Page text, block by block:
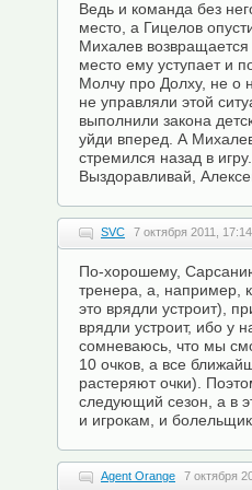
Ведь и команда без
место, а Гицелов
Михалев
место ему уступает и
Молчу про Долху, не о
не управляли этой
выполнили закона
уйди вперед. А
стремился назад в
Выздоравливай,
SVC 7 октября 2011, 17:14
По-хорошему,
тренера, а, например,
это врядли устроит),
врядли устроит, ибо у
сомневаюсь, что мы
10 очков, а все
растеряют очки).
следующий сезон, а в
и игрокам, и
Agent Orange 7 октября